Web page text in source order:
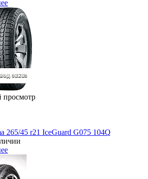
просмотр
265/45 r21 IceGuard G075 104Q